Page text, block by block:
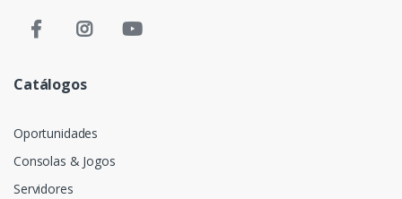
Catálogos
Oportunidades
Consolas & Jogos
Servidores